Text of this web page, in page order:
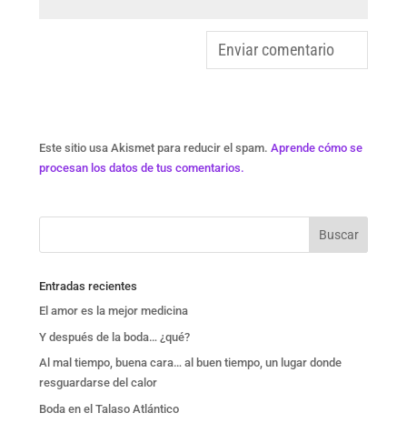
Este sitio usa Akismet para reducir el spam. Aprende cómo se
procesan los datos de tus comentarios.
Entradas recientes
El amor es la mejor medicina
Y después de la boda… ¿qué?
Al mal tiempo, buena cara… al buen tiempo, un lugar donde
resguardarse del calor
Boda en el Talaso Atlántico